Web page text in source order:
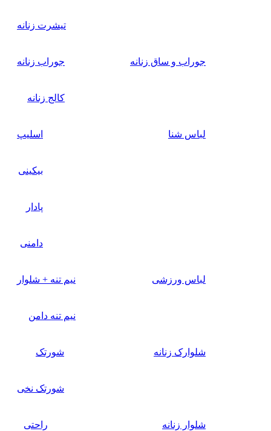
تیشرت زنانه
جوراب و ساق زنانه جوراب زنانه
کالج زنانه
لباس شنا اسلیپ
بیکینی
پادار
دامنی
لباس ورزشی نیم تنه + شلوار
نیم تنه دامن
شلوارک زنانه شورتک
شورتک نخی
شلوار زنانه راحتی